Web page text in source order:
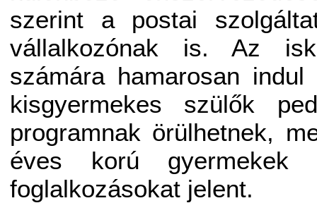
szerint a postai
vállalkozónak is. Az
számára hamarosan
kisgyermekes szülők
programnak örülhetnek,
éves korú gyermekek
foglalkozásokat jelent.